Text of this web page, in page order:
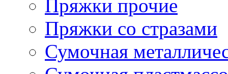
Пряжки прочие
Пряжки со стразами
Сумочная